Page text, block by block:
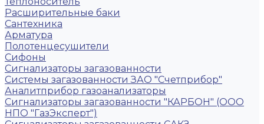
Расширительные баки
Сантехника
Арматура
Полотенцесушители
Сифоны
Сигнализаторы загазованности
Системы загазованности ЗАО "Счетприбор"
Аналитприбор газоанализаторы
Сигнализаторы загазованности "КАРБОН" (ООО
НПО "ГазЭксперт")